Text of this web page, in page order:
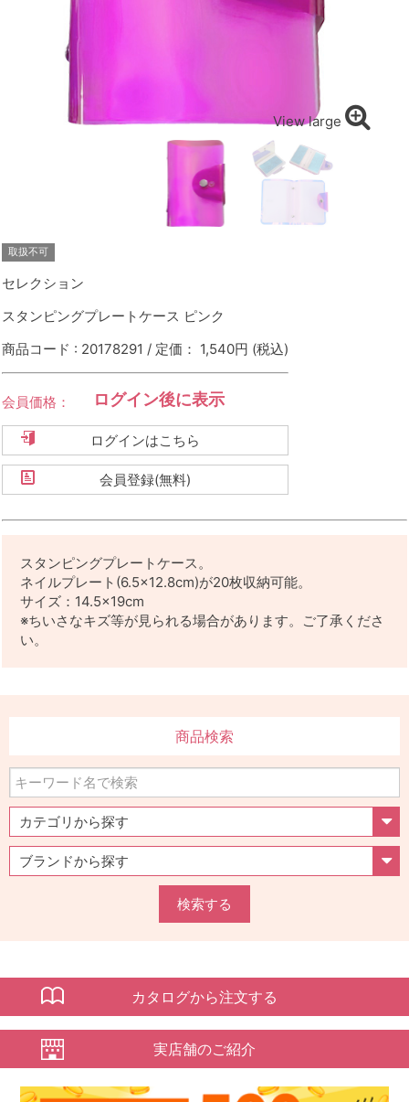
View large
取扱不可
セレクション
スタンピングプレートケース ピンク
商品コード : 20178291 / 定価： 1,540円 (税込)
会員価格： ログイン後に表示
ログインはこちら
会員登録(無料)
スタンピングプレートケース。
ネイルプレート(6.5×12.8cm)が20枚収納可能。
サイズ：14.5×19cm
※ちいさなキズ等が見られる場合があります。ご了承くださ
い。
商品検索
検索する
カタログから注文する
実店舗のご紹介